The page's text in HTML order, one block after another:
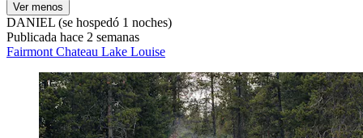
Ver menos
DANIEL (se hospedó 1 noches)
Publicada hace 2 semanas
Fairmont Chateau Lake Louise